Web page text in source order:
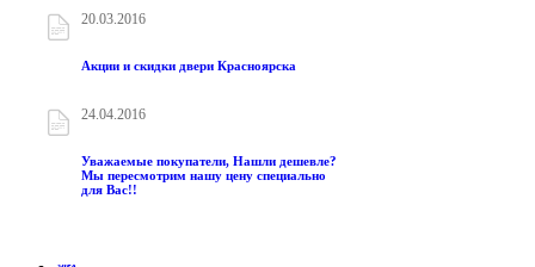
20.03.2016
Акции и скидки двери Красноярска
24.04.2016
Уважаемые покупатели, Нашли дешевле?
Мы пересмотрим нашу цену специально
для Вас!!